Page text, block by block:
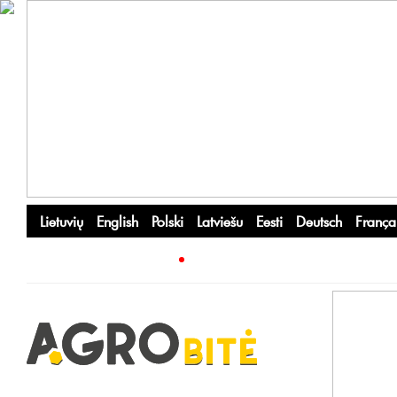
Lietuvių English Polski Latviešu Eesti Deutsch